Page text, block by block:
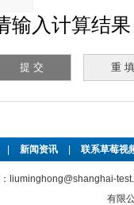
输入计算结果
新闻资讯 联系草莓视
：liuminghong@shanghai-
有限公